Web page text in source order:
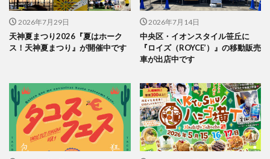
2026年7月29日
天神夏まつり2026『夏はホーク
ス！天神夏まつり』が開催中です
2026年7月14日
中央区・イオンスタイル笹丘に
『ロイズ（ROYCE’）』の移動販売
車が出店中です